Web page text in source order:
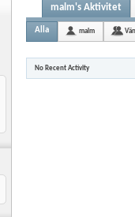
malm's Aktivitet
Alla malm
No Recent Activity